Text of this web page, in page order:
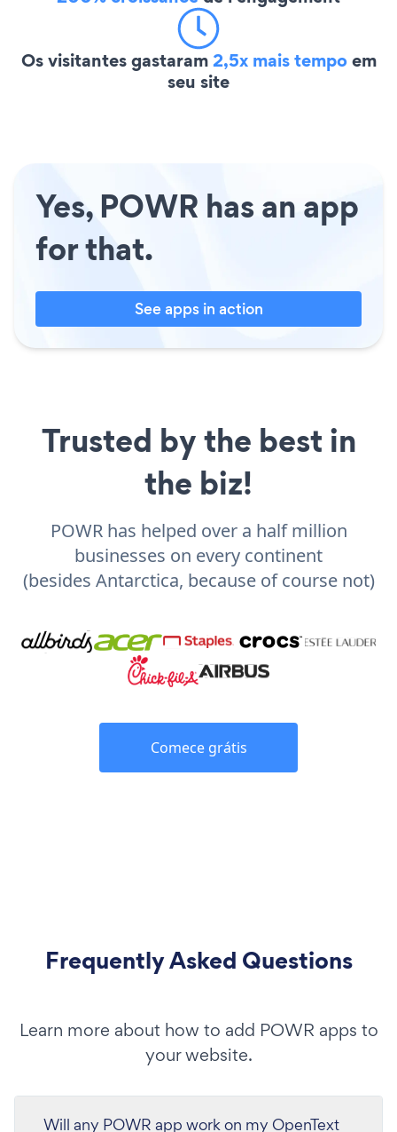
Os visitantes gastaram2,5x mais tempoem
seu site
Yes, POWR has an app
for that.
See apps in action
Trusted by the best in
the biz!
POWR has helped over a half million
businesses on every continent
(besides Antarctica, because of course not)
Comece grátis
Frequently Asked Questions
Learn more about how to add POWR apps to
your website.
Will any POWR app work on my OpenText